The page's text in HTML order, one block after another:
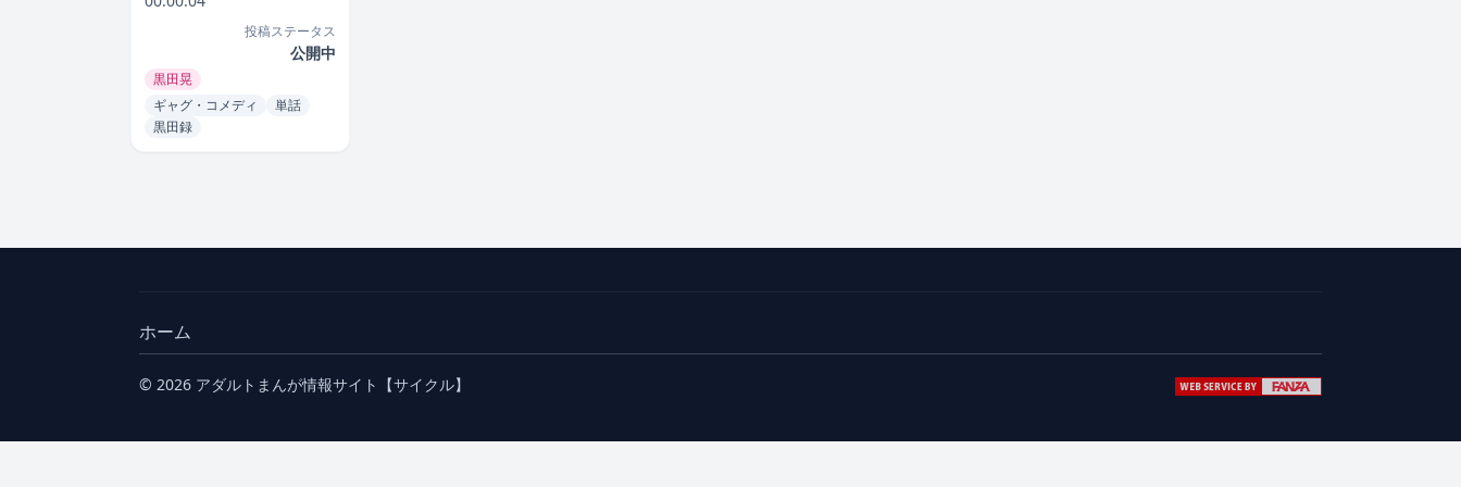
投稿ステータス
公開中
黒田晃
ギャグ・コメディ
単話
黒田録
ホーム
© 2026 アダルトまんが情報サイト【サイクル】